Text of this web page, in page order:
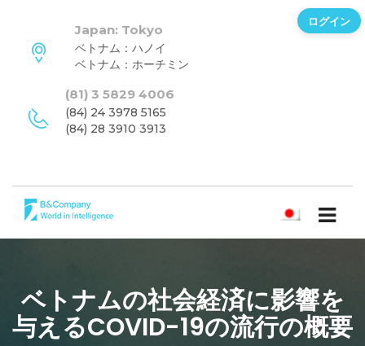
Japan: Tokyo
ベトナム：ハノイ
ベトナム：ホーチミン
(81) 3 5829 4006
(84) 24 3978 5165
(84) 28 3910 3913
日本語
ベトナムの社会経済に影響を
与えるCOVID-19の流行の概要
ログイン